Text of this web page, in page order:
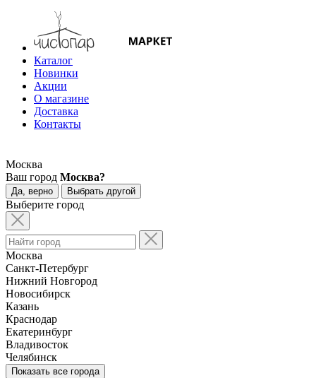
Каталог
Новинки
Акции
О магазине
Доставка
Контакты
Москва
Ваш город Москва?
Да, верно Выбрать другой
Выберите город
Москва
Санкт-Петербург
Нижний Новгород
Новосибирск
Казань
Краснодар
Екатеринбург
Владивосток
Челябинск
Показать все города